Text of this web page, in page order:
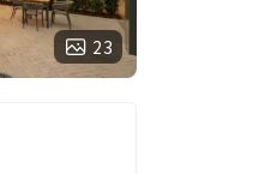
23